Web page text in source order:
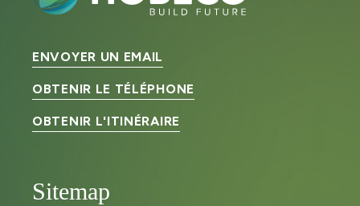
ENVOYER UN EMAIL
OBTENIR LE TÉLÉPHONE
OBTENIR L'ITINÉRAIRE
Sitemap